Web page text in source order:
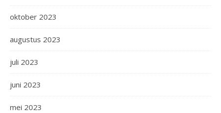
oktober 2023
augustus 2023
juli 2023
juni 2023
mei 2023